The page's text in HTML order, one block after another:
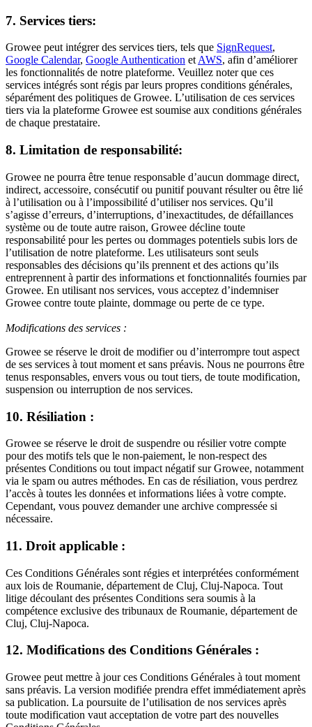
7. Services tiers:
Growee peut intégrer des services tiers, tels que SignRequest,
Google Calendar, Google Authentication et AWS, afin d’améliorer
les fonctionnalités de notre plateforme. Veuillez noter que ces
services intégrés sont régis par leurs propres conditions générales,
séparément des politiques de Growee. L’utilisation de ces services
tiers via la plateforme Growee est soumise aux conditions générales
de chaque prestataire.
8. Limitation de responsabilité:
Growee ne pourra être tenue responsable d’aucun dommage direct,
indirect, accessoire, consécutif ou punitif pouvant résulter ou être lié
à l’utilisation ou à l’impossibilité d’utiliser nos services. Qu’il
s’agisse d’erreurs, d’interruptions, d’inexactitudes, de défaillances
système ou de toute autre raison, Growee décline toute
responsabilité pour les pertes ou dommages potentiels subis lors de
l’utilisation de notre plateforme. Les utilisateurs sont seuls
responsables des décisions qu’ils prennent et des actions qu’ils
entreprennent à partir des informations et fonctionnalités fournies par
Growee. En utilisant nos services, vous acceptez d’indemniser
Growee contre toute plainte, dommage ou perte de ce type.
Modifications des services :
Growee se réserve le droit de modifier ou d’interrompre tout aspect
de ses services à tout moment et sans préavis. Nous ne pourrons être
tenus responsables, envers vous ou tout tiers, de toute modification,
suspension ou interruption de nos services.
10. Résiliation :
Growee se réserve le droit de suspendre ou résilier votre compte
pour des motifs tels que le non-paiement, le non-respect des
présentes Conditions ou tout impact négatif sur Growee, notamment
via le spam ou autres méthodes. En cas de résiliation, vous perdrez
l’accès à toutes les données et informations liées à votre compte.
Cependant, vous pouvez demander une archive compressée si
nécessaire.
11. Droit applicable :
Ces Conditions Générales sont régies et interprétées conformément
aux lois de Roumanie, département de Cluj, Cluj-Napoca. Tout
litige découlant des présentes Conditions sera soumis à la
compétence exclusive des tribunaux de Roumanie, département de
Cluj, Cluj-Napoca.
12. Modifications des Conditions Générales :
Growee peut mettre à jour ces Conditions Générales à tout moment
sans préavis. La version modifiée prendra effet immédiatement après
sa publication. La poursuite de l’utilisation de nos services après
toute modification vaut acceptation de votre part des nouvelles